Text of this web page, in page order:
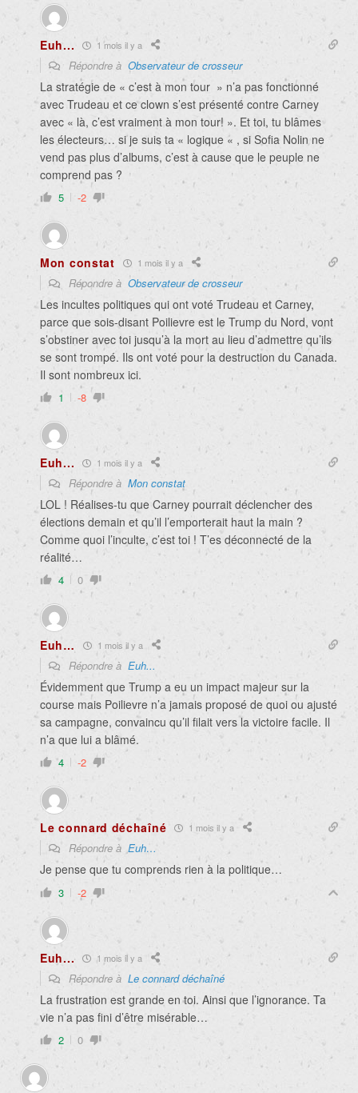
Euh... 1 mois il y a
Répondre à Observateur de crosseur
La stratégie de « c’est à mon tour » n’a pas fonctionné
avec Trudeau et ce clown s’est présenté contre Carney
avec « là, c’est vraiment à mon tour! ». Et toi, tu blâmes
les électeurs… si je suis ta « logique « , si Sofia Nolin ne
vend pas plus d’albums, c’est à cause que le peuple ne
comprend pas ?
5 -2
Mon constat 1 mois il y a
Répondre à Observateur de crosseur
Les incultes politiques qui ont voté Trudeau et Carney,
parce que sois-disant Poilievre est le Trump du Nord, vont
s’obstiner avec toi jusqu’à la mort au lieu d’admettre qu’ils
se sont trompé. Ils ont voté pour la destruction du Canada.
Il sont nombreux ici.
1 -8
Euh... 1 mois il y a
Répondre à Mon constat
LOL ! Réalises-tu que Carney pourrait déclencher des
élections demain et qu’il l’emporterait haut la main ?
Comme quoi l’inculte, c’est toi ! T’es déconnecté de la
réalité…
4 0
Euh… 1 mois il y a
Répondre à Euh...
Évidemment que Trump a eu un impact majeur sur la
course mais Poilievre n’a jamais proposé de quoi ou ajusté
sa campagne, convaincu qu’il filait vers la victoire facile. Il
n’a que lui a blâmé.
4 -2
Le connard déchaîné 1 mois il y a
Répondre à Euh…
Je pense que tu comprends rien à la politique…
3 -2
Euh... 1 mois il y a
Répondre à Le connard déchaîné
La frustration est grande en toi. Ainsi que l’ignorance. Ta
vie n’a pas fini d’être misérable…
2 0